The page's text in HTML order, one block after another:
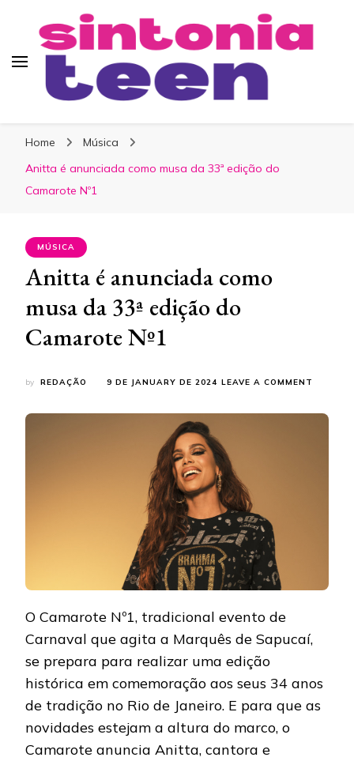
Home
Música
Anitta é anunciada como musa da 33ª edição do
Camarote Nº1
MÚSICA
Anitta é anunciada como
musa da 33ª edição do
Camarote Nº1
by REDAÇÃO 9 DE JANUARY DE 2024 LEAVE A COMMENT
O Camarote Nº1, tradicional evento de
Carnaval que agita a Marquês de Sapucaí,
se prepara para realizar uma edição
histórica em comemoração aos seus 34 anos
de tradição no Rio de Janeiro. E para que as
novidades estejam a altura do marco, o
Camarote anuncia Anitta, cantora e